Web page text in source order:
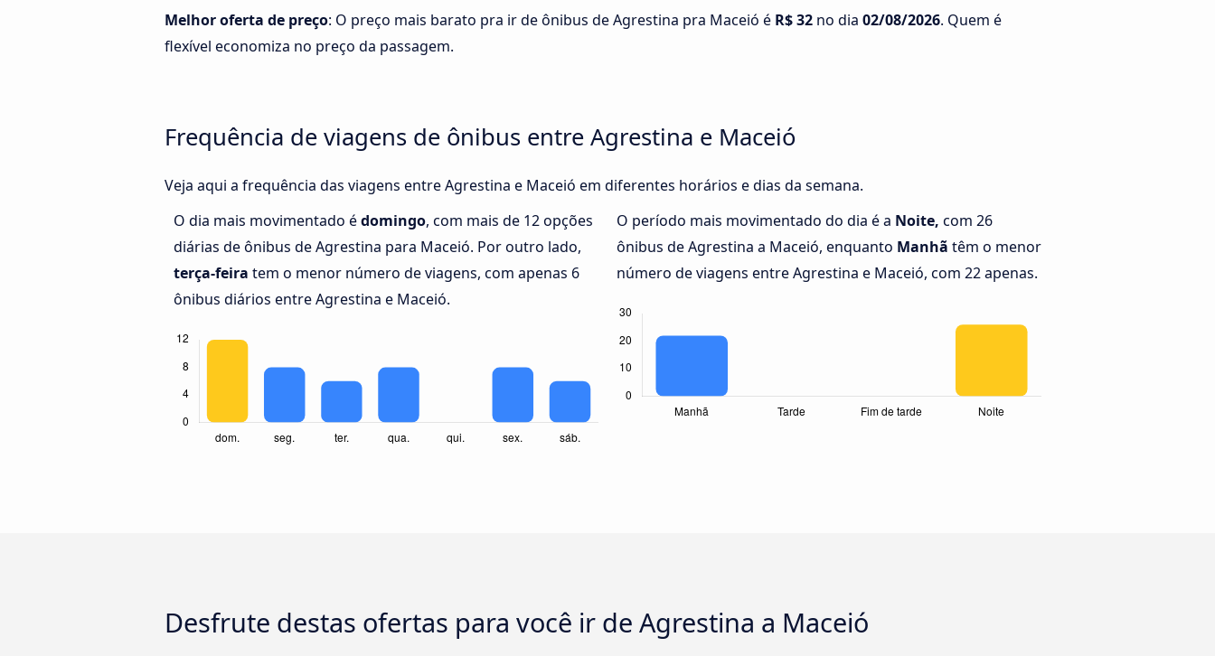
Melhor oferta de preço: O preço mais barato pra ir de ônibus de Agrestina pra Maceió é R$ 32 no dia 02/08/2026. Quem é
flexível economiza no preço da passagem.
Frequência de viagens de ônibus entre Agrestina e Maceió
Veja aqui a frequência das viagens entre Agrestina e Maceió em diferentes horários e dias da semana.
O dia mais movimentado édomingo, com mais de 12 opções
diárias de ônibus de Agrestina para Maceió. Por outro lado,
terça-feira tem o menor número de viagens, com apenas 6
ônibus diários entre Agrestina e Maceió.
O período mais movimentado do dia é a Noite, com 26
ônibus de Agrestina a Maceió, enquanto Manhã têm o menor
número de viagens entre Agrestina e Maceió, com 22 apenas.
Desfrute destas ofertas para você ir de Agrestina a Maceió